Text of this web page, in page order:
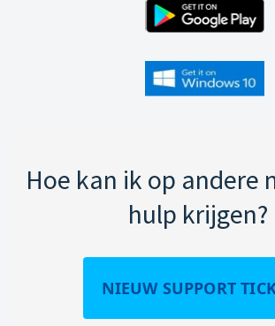
Hoe kan ik op andere
hulp krijgen?
NIEUW SUPPORT